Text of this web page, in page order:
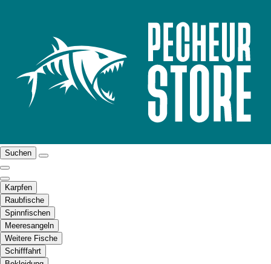
Suchen
Karpfen
Raubfische
Spinnfischen
Meeresangeln
Weitere Fische
Schifffahrt